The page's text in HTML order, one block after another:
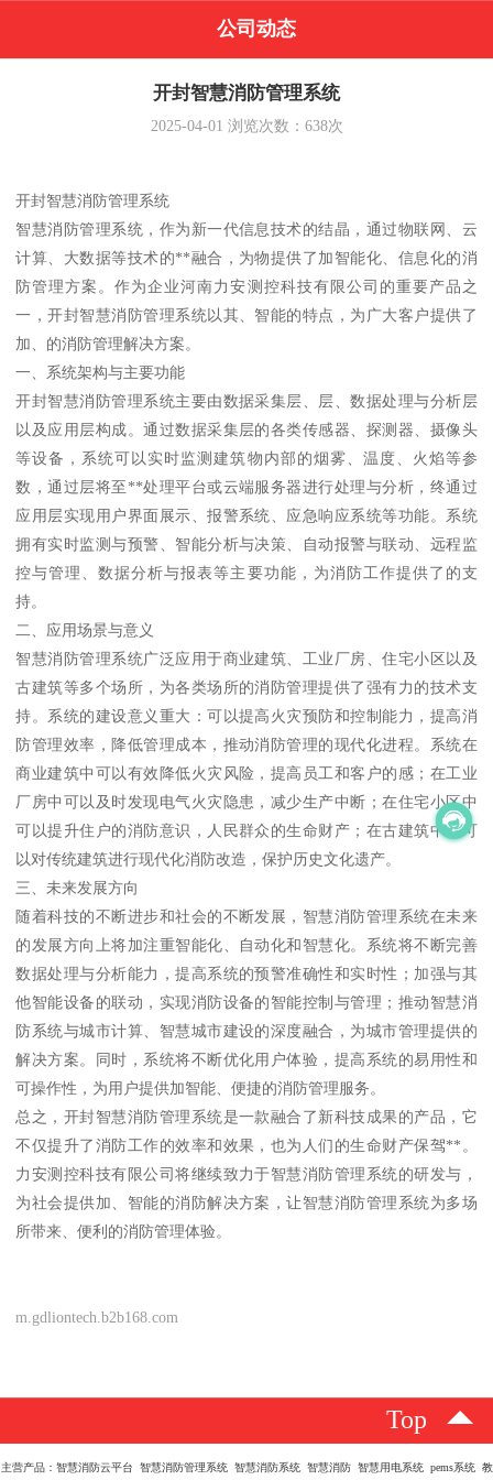
公司动态
开封智慧消防管理系统
2025-04-01 浏览次数： 638次
开封智慧消防管理系统
智慧消防管理系统，作为新一代信息技术的结晶，通过物联网、云
计算、大数据等技术的**融合，为物提供了加智能化、信息化的消
防管理方案。作为企业河南力安测控科技有限公司的重要产品之
一，开封智慧消防管理系统以其、智能的特点，为广大客户提供了
加、的消防管理解决方案。
一、系统架构与主要功能
开封智慧消防管理系统主要由数据采集层、层、数据处理与分析层
以及应用层构成。通过数据采集层的各类传感器、探测器、摄像头
等设备，系统可以实时监测建筑物内部的烟雾、温度、火焰等参
数，通过层将至**处理平台或云端服务器进行处理与分析，终通过
应用层实现用户界面展示、报警系统、应急响应系统等功能。系统
拥有实时监测与预警、智能分析与决策、自动报警与联动、远程监
控与管理、数据分析与报表等主要功能，为消防工作提供了的支
持。
二、应用场景与意义
智慧消防管理系统广泛应用于商业建筑、工业厂房、住宅小区以及
古建筑等多个场所，为各类场所的消防管理提供了强有力的技术支
持。系统的建设意义重大：可以提高火灾预防和控制能力，提高消
防管理效率，降低管理成本，推动消防管理的现代化进程。系统在
商业建筑中可以有效降低火灾风险，提高员工和客户的感；在工业
厂房中可以及时发现电气火灾隐患，减少生产中断；在住宅小区中
可以提升住户的消防意识，人民群众的生命财产；在古建筑中，可
以对传统建筑进行现代化消防改造，保护历史文化遗产。
三、未来发展方向
随着科技的不断进步和社会的不断发展，智慧消防管理系统在未来
的发展方向上将加注重智能化、自动化和智慧化。系统将不断完善
数据处理与分析能力，提高系统的预警准确性和实时性；加强与其
他智能设备的联动，实现消防设备的智能控制与管理；推动智慧消
防系统与城市计算、智慧城市建设的深度融合，为城市管理提供的
解决方案。同时，系统将不断优化用户体验，提高系统的易用性和
可操作性，为用户提供加智能、便捷的消防管理服务。
总之，开封智慧消防管理系统是一款融合了新科技成果的产品，它
不仅提升了消防工作的效率和效果，也为人们的生命财产保驾**。
力安测控科技有限公司将继续致力于智慧消防管理系统的研发与，
为社会提供加、智能的消防解决方案，让智慧消防管理系统为多场
所带来、便利的消防管理体验。
m.gdliontech.b2b168.com
Top
主营产品：智慧消防云平台 智慧消防管理系统 智慧消防系统 智慧消防 智慧用电系统 pems系统 教